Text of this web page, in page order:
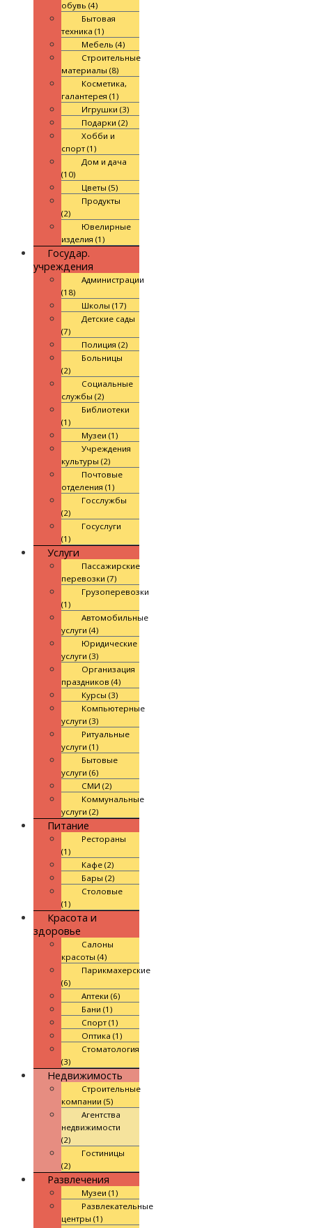
обувь (4)
Бытовая
техника (1)
Мебель (4)
Строительные
материалы (8)
Косметика,
галантерея (1)
Игрушки (3)
Подарки (2)
Хобби и
спорт (1)
Дом и дача
(10)
Цветы (5)
Продукты
(2)
Ювелирные
изделия (1)
Государ.
учреждения
Администрации
(18)
Школы (17)
Детские сады
(7)
Полиция (2)
Больницы
(2)
Социальные
службы (2)
Библиотеки
(1)
Музеи (1)
Учреждения
культуры (2)
Почтовые
отделения (1)
Госслужбы
(2)
Госуслуги
(1)
Услуги
Пассажирские
перевозки (7)
Грузоперевозки
(1)
Автомобильные
услуги (4)
Юридические
услуги (3)
Организация
праздников (4)
Курсы (3)
Компьютерные
услуги (3)
Ритуальные
услуги (1)
Бытовые
услуги (6)
СМИ (2)
Коммунальные
услуги (2)
Питание
Рестораны
(1)
Кафе (2)
Бары (2)
Столовые
(1)
Красота и
здоровье
Салоны
красоты (4)
Парикмахерские
(6)
Аптеки (6)
Бани (1)
Спорт (1)
Оптика (1)
Стоматология
(3)
Недвижимость
Строительные
компании (5)
Агентства
недвижимости
(2)
Гостиницы
(2)
Развлечения
Музеи (1)
Развлекательные
центры (1)